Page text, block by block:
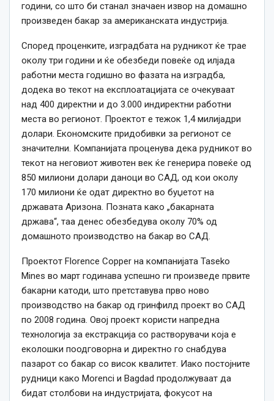
години, со што би станал значаен извор на домашно
произведен бакар за американската индустрија.
Според проценките, изградбата на рудникот ќе трае
околу три години и ќе обезбеди повеќе од илјада
работни места годишно во фазата на изградба,
додека во текот на експлоатацијата се очекуваат
над 400 директни и до 3.000 индиректни работни
места во регионот. Проектот е тежок 1,4 милијадри
долари. Економските придобивки за регионот се
значителни. Компанијата проценува дека рудникот во
текот на неговиот животен век ќе генерира повеќе од
850 милиони долари даноци во САД, од кои околу
170 милиони ќе одат директно во буџетот на
државата Аризона. Позната како „бакарната
држава“, таа денес обезбедува околу 70% од
домашното производство на бакар во САД.
Проектот Florence Copper на компанијата Taseko
Mines во март годинава успешно ги произведе првите
бакарни катоди, што претставува прво ново
производство на бакар од гринфилд проект во САД
по 2008 година. Овој проект користи напредна
технологија за екстракција со растворувачи која е
еколошки поодговорна и директно го снабдува
пазарот со бакар со висок квалитет. Иако постојните
рудници како Morenci и Bagdad продолжуваат да
бидат столбови на индустријата, фокусот на